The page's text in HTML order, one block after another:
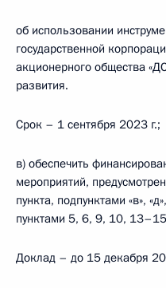
об использовании
государственной
акционерного общества
развития.
Срок – 1 сентября 2023 г.;
в) обеспечить
мероприятий,
пункта, подпунктами «в»,
пунктами 5, 6, 9, 10,
Доклад – до 15 декабря